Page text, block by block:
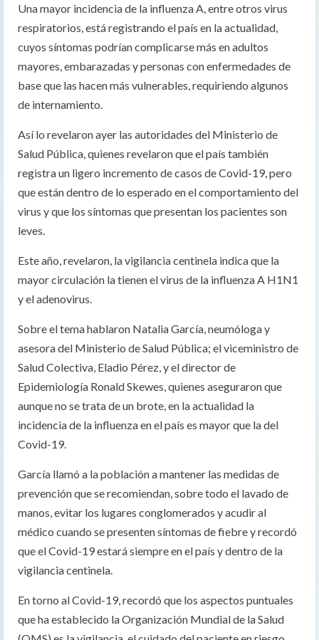
Una mayor incidencia de la influenza A, entre otros virus
respiratorios, está registrando el país en la actualidad,
cuyos síntomas podrían complicarse más en adultos
mayores, embarazadas y personas con enfermedades de
base que las hacen más vulnerables, requiriendo algunos
de internamiento.
Así lo revelaron ayer las autoridades del Ministerio de
Salud Pública, quienes revelaron que el país también
registra un ligero incremento de casos de Covid-19, pero
que están dentro de lo esperado en el comportamiento del
virus y que los síntomas que presentan los pacientes son
leves.
Este año, revelaron, la vigilancia centinela indica que la
mayor circulación la tienen el virus de la influenza A H1N1
y el adenovirus.
Sobre el tema hablaron Natalia García, neumóloga y
asesora del Ministerio de Salud Pública; el viceministro de
Salud Colectiva, Eladio Pérez, y el director de
Epidemiología Ronald Skewes, quienes aseguraron que
aunque no se trata de un brote, en la actualidad la
incidencia de la influenza en el país es mayor que la del
Covid-19.
García llamó a la población a mantener las medidas de
prevención que se recomiendan, sobre todo el lavado de
manos, evitar los lugares conglomerados y acudir al
médico cuando se presenten síntomas de fiebre y recordó
que el Covid-19 estará siempre en el país y dentro de la
vigilancia centinela.
En torno al Covid-19, recordó que los aspectos puntuales
que ha establecido la Organización Mundial de la Salud